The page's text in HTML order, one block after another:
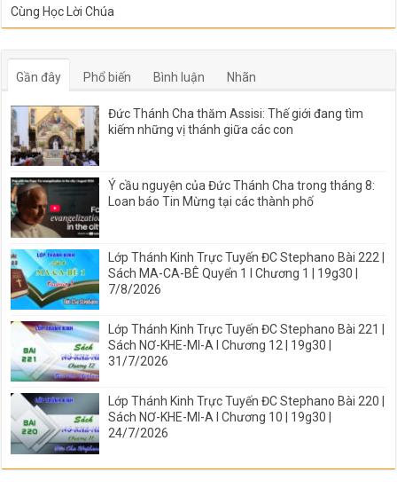
Cùng Học Lời Chúa
Gần đây Phổ biến Bình luận Nhãn
Đức Thánh Cha thăm Assisi: Thế giới đang tìm
kiếm những vị thánh giữa các con
Ý cầu nguyện của Đức Thánh Cha trong tháng 8:
Loan báo Tin Mừng tại các thành phố
Lớp Thánh Kinh Trực Tuyến ĐC Stephano Bài 222 |
Sách MA-CA-BÊ Quyển 1 I Chương 1 | 19g30 |
7/8/2026
Lớp Thánh Kinh Trực Tuyến ĐC Stephano Bài 221 |
Sách NƠ-KHE-MI-A I Chương 12 | 19g30 |
31/7/2026
Lớp Thánh Kinh Trực Tuyến ĐC Stephano Bài 220 |
Sách NƠ-KHE-MI-A I Chương 10 | 19g30 |
24/7/2026